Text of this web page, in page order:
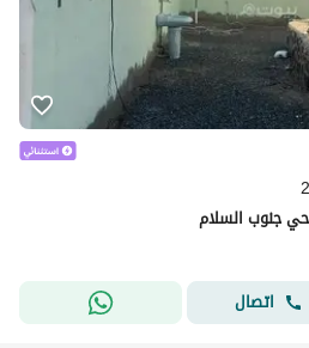
جنوب السلام
اتصال